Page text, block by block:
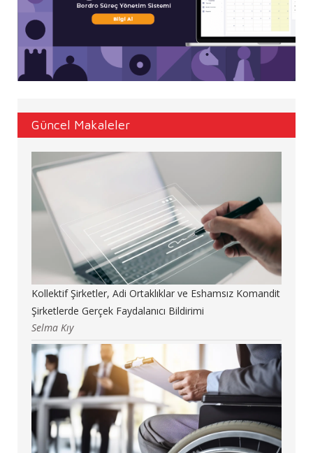
Güncel Makaleler
Kollektif Şirketler, Adi Ortaklıklar ve Eshamsız Komandit
Şirketlerde Gerçek Faydalanıcı Bildirimi
Selma Kıy